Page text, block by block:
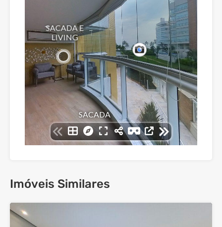
Imóveis Similares
37